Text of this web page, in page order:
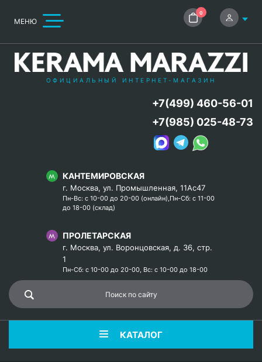
МЕНЮ
0
ОФИЦИАЛЬНЫЙ ИНТЕРНЕТ-МАГАЗИН
КАНТЕМИРОВСКАЯ
г. Москва, ул. Промышленная, 11Ас47
Пн-Вс: с 10-00 до 20-00 (онлайн),Пн-Сб: с 11-00
до 18-00 (склад)
ПРОЛЕТАРСКАЯ
г. Москва, ул. Воронцовская, д. 36, стр.
1
Пн-Сб: с 10-00 до 20-00, Вс: с 10-00 до 18-00
+7(499) 460-56-01
+7(985) 025-48-73
КАТАЛОГ